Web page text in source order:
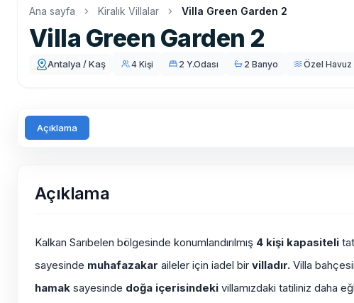
Ana sayfa Kiralık Villalar Villa Green Garden 2
Villa Green Garden 2
Antalya / Kaş 4 Kişi 2 Y.Odası 2 Banyo Özel Havuz
Açıklama
Açıklama
Kalkan Sarıbelen bölgesinde konumlandırılmış 4 kişi kapasiteli
sayesinde muhafazakar aileler için iadel bir villadır. Villa
hamak sayesinde doğa içerisindeki villamızdaki tatiliniz daha